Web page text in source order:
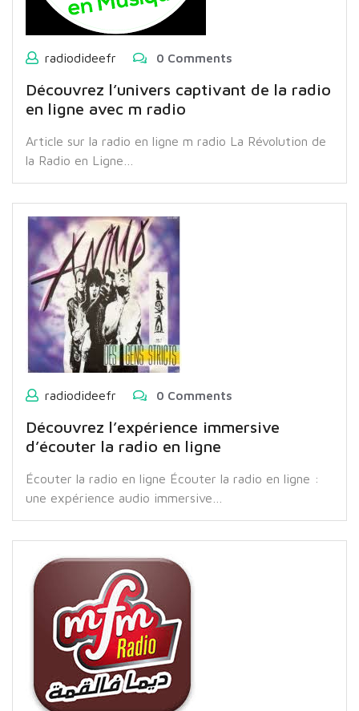
radiodideefr 0 Comments
Découvrez l’univers captivant de la radio
en ligne avec m radio
Article sur la radio en ligne m radio La Révolution de
la Radio en Ligne…
radiodideefr 0 Comments
Découvrez l’expérience immersive
d’écouter la radio en ligne
Écouter la radio en ligne Écouter la radio en ligne :
une expérience audio immersive…